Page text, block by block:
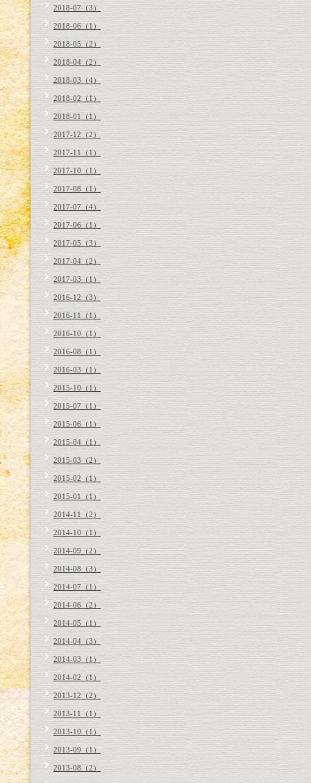
2018-07（3）
2018-06（1）
2018-05（2）
2018-04（2）
2018-03（4）
2018-02（1）
2018-01（1）
2017-12（2）
2017-11（1）
2017-10（1）
2017-08（1）
2017-07（4）
2017-06（1）
2017-05（3）
2017-04（2）
2017-03（1）
2016-12（3）
2016-11（1）
2016-10（1）
2016-08（1）
2016-03（1）
2015-10（1）
2015-07（1）
2015-06（1）
2015-04（1）
2015-03（2）
2015-02（1）
2015-01（1）
2014-11（2）
2014-10（1）
2014-09（2）
2014-08（3）
2014-07（1）
2014-06（2）
2014-05（1）
2014-04（3）
2014-03（1）
2014-02（1）
2013-12（2）
2013-11（1）
2013-10（1）
2013-09（1）
2013-08（2）